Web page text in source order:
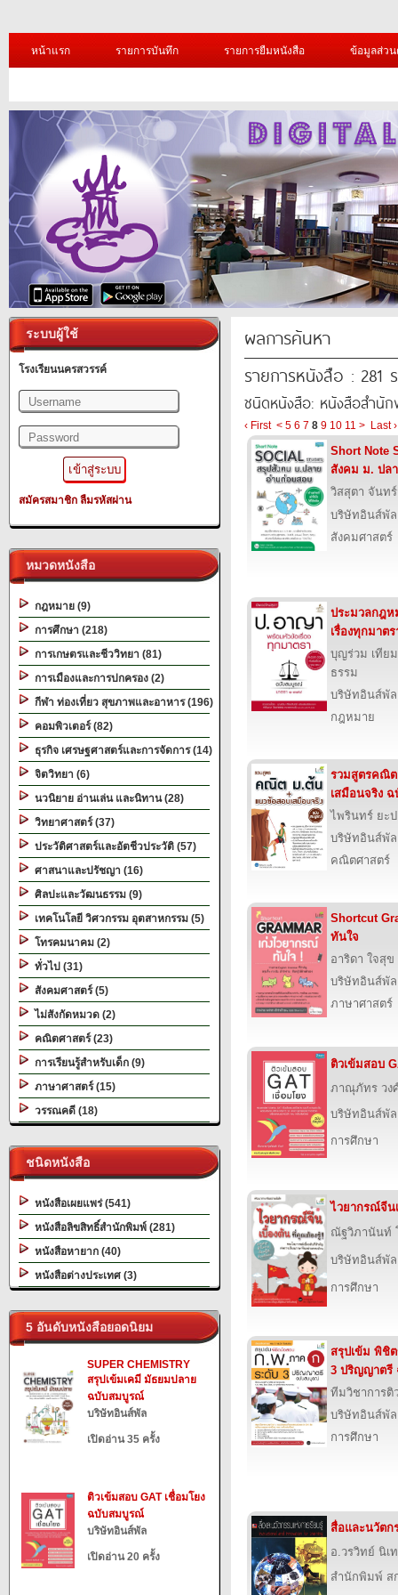
หน้าแรก รายการบันทึก รายการยืมหนังสือ ข้อมูลส่ว
ระบบผู้ใช้
โรงเรียนนครสวรรค์
สมัครสมาชิก ลืมรหัสผ่าน
หมวดหนังสือ
กฎหมาย (9)
การศึกษา (218)
การเกษตรและชีววิทยา (81)
การเมืองและการปกครอง (2)
กีฬา ท่องเที่ยว สุขภาพและอาหาร (196)
คอมพิวเตอร์ (82)
ธุรกิจ เศรษฐศาสตร์และการจัดการ (14)
จิตวิทยา (6)
นวนิยาย อ่านเล่น และนิทาน (28)
วิทยาศาสตร์ (37)
ประวัติศาสตร์และอัตชีวประวัติ (57)
ศาสนาและปรัชญา (16)
ศิลปะและวัฒนธรรม (9)
เทคโนโลยี วิศวกรรม อุตสาหกรรม (5)
โทรคมนาคม (2)
ทั่วไป (31)
สังคมศาสตร์ (5)
ไม่สังกัดหมวด (2)
คณิตศาสตร์ (23)
การเรียนรู้สำหรับเด็ก (9)
ภาษาศาสตร์ (15)
วรรณคดี (18)
ชนิดหนังสือ
หนังสือเผยแพร่ (541)
หนังสือลิขสิทธิ์สำนักพิมพ์ (281)
หนังสือหายาก (40)
หนังสือต่างประเทศ (3)
5 อันดับหนังสือยอดนิยม
SUPER CHEMISTRY
สรุปเข้มเคมี มัธยมปลาย
ฉบับสมบูรณ์
บริษัทอินส์พัล
เปิดอ่าน 35 ครั้ง
ติวเข้มสอบ GAT เชื่อมโยง
ฉบับสมบูรณ์
บริษัทอินส์พัล
เปิดอ่าน 20 ครั้ง
ผลการค้นหา
รายการหนังสือ : 281
ชนิดหนังสือ: หนังสือสำนั
‹ First < 5 6 7 8 9 10 11 > Last ›
Short Note
สังคม ม. ปล
วิสสุตา จันท
บริษัทอินส์พัล
สังคมศาสตร์
ประมวลกฎ
เรื่องทุกมาต
บุญร่วม เทีย
ธรรม
บริษัทอินส์พัล
กฎหมาย
รวมสูตรคณิ
เสมือนจริง
ไพรินทร์ ยะป
บริษัทอินส์พัล
คณิตศาสตร์
Shortcut
ทันใจ
อาริดา ใจสุข
บริษัทอินส์พัล
ภาษาศาสตร์
ติวเข้มสอบ
ภาณุภัทร วง
บริษัทอินส์พัล
การศึกษา
ไวยากรณ์จีน
ณัฐวิภานันท์
บริษัทอินส์พัล
การศึกษา
สรุปเข้ม พิชิ
3 ปริญญาตรี
ทีมวิชาการติ
บริษัทอินส์พัล
การศึกษา
สื่อและนวัตก
อ.วรวิทย์ นิเ
สำนักพิมพ์ ส